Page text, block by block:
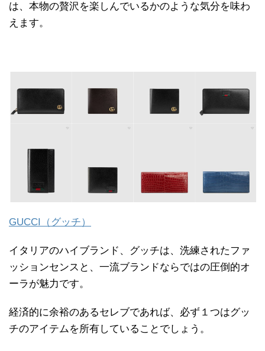
は、本物の贅沢を楽しんでいるかのような気分を味わ
えます。
GUCCI（グッチ）
イタリアのハイブランド、グッチは、洗練されたファ
ッションセンスと、一流ブランドならではの圧倒的オ
ーラが魅力です。
経済的に余裕のあるセレブであれば、必ず１つはグッ
チのアイテムを所有していることでしょう。